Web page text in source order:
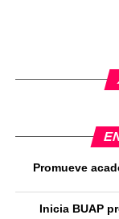
Promueve
Inicia BUAP